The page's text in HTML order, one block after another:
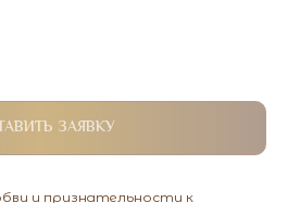
ЗАЯВКУ
и признательности к